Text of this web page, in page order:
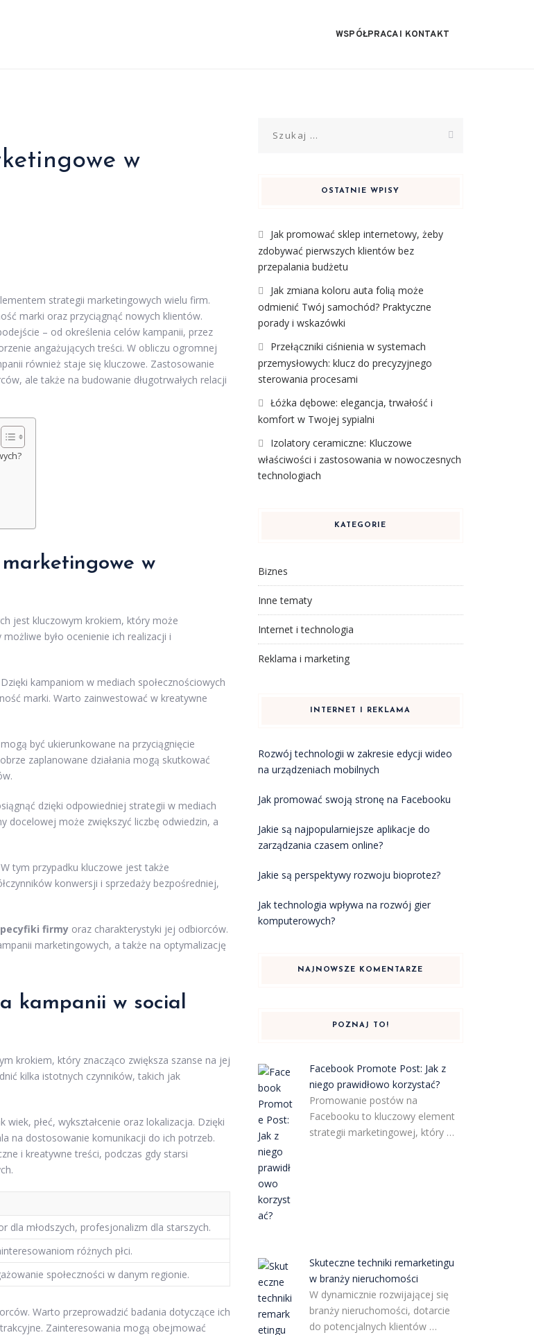
WSPÓŁPRACA I KONTAKT
w
strategii marketingowych wielu firm.
marki oraz przyciągnąć nowych klientów.
– od określenia celów kampanii, przez
angażujących treści. W obliczu ogromnej
również staje się kluczowe. Zastosowanie
ale także na budowanie długotrwałych relacji
w
jest kluczowym krokiem, który może
możliwe było ocenienie ich realizacji i
kampaniom w mediach społecznościowych
marki. Warto zainwestować w kreatywne
być ukierunkowane na przyciągnięcie
zaplanowane działania mogą skutkować
dzięki odpowiedniej strategii w mediach
docelowej może zwiększyć liczbę odwiedzin, a
W tym przypadku kluczowe jest także
konwersji i sprzedaży bezpośredniej,
firmy oraz charakterystyki jej odbiorców.
marketingowych, a także na optymalizację
kampanii w social
krokiem, który znacząco zwiększa szanse na jej
kilka istotnych czynników, takich jak
płeć, wykształcenie oraz lokalizacja. Dzięki
na dostosowanie komunikacji do ich potrzeb.
i kreatywne treści, podczas gdy starsi
dla młodszych, profesjonalizm dla starszych.
różnych płci.
społeczności w danym regionie.
Warto przeprowadzić badania dotyczące ich
Zainteresowania mogą obejmować
OSTATNIE WPISY
Jak promować sklep internetowy, żeby
zdobywać pierwszych klientów bez
przepalania budżetu
Jak zmiana koloru auta folią może
odmienić Twój samochód? Praktyczne
porady i wskazówki
Przełączniki ciśnienia w systemach
przemysłowych: klucz do precyzyjnego
sterowania procesami
Łóżka dębowe: elegancja, trwałość i
komfort w Twojej sypialni
Izolatory ceramiczne: Kluczowe
właściwości i zastosowania w nowoczesnych
technologiach
KATEGORIE
Biznes
Inne tematy
Internet i technologia
Reklama i marketing
INTERNET I REKLAMA
Rozwój technologii w zakresie edycji wideo
na urządzeniach mobilnych
Jak promować swoją stronę na Facebooku
Jakie są najpopularniejsze aplikacje do
zarządzania czasem online?
Jakie są perspektywy rozwoju bioprotez?
Jak technologia wpływa na rozwój gier
komputerowych?
NAJNOWSZE KOMENTARZE
POZNAJ TO!
Facebook Promote Post: Jak z
niego prawidłowo korzystać?
Promowanie postów na
Facebooku to kluczowy element
strategii marketingowej, który …
Skuteczne techniki remarketingu
w branży nieruchomości
W dynamicznie rozwijającej się
branży nieruchomości, dotarcie
do potencjalnych klientów …